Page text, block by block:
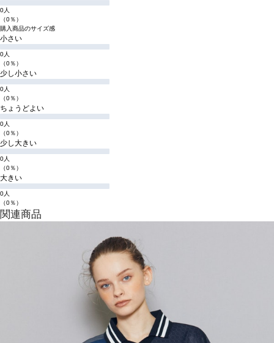
0人
（0％）
購入商品のサイズ感
小さい
0人
（0％）
少し小さい
0人
（0％）
ちょうどよい
0人
（0％）
少し大きい
0人
（0％）
大きい
0人
（0％）
関連商品